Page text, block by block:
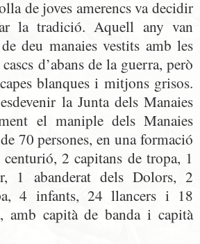
de joves amerencs va decidir
la tradició. Aquell any van
deu manaies vestits amb les
d’abans de la guerra, però
blanques i mitjons grisos.
la Junta dels Manaies
el maniple dels Manaies
70 persones, en una formació
2 capitans de tropa, 1
1 abanderat dels Dolors, 2
4 infants, 24 llancers i 18
amb capità de banda i capità